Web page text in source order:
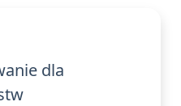
dla